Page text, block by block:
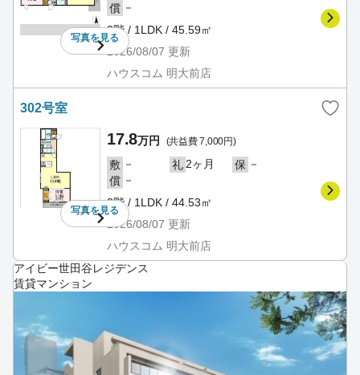
写真を見る
償 －
3階 / 1LDK / 45.59㎡
2026/08/07 更新
ハウスコム 明大前店
302号室
写真を見る
17.8万円 (共益費 7,000円)
敷 － 礼 2ヶ月 保 －
償 －
3階 / 1LDK / 44.53㎡
2026/08/07 更新
ハウスコム 明大前店
アイビー世田谷レジデンス
賃貸マンション